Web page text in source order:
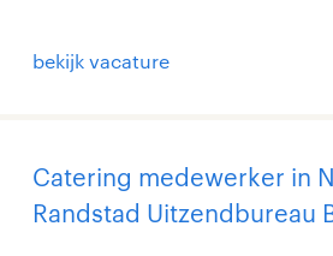
bekijk vacature
Catering medewerker in
Randstad Uitzendbureau